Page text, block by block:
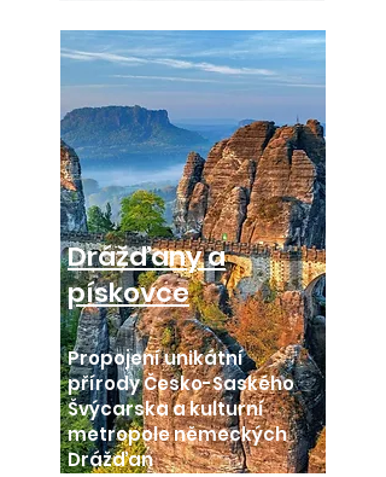
Drážďany a
pískovce
Propojení unikátní
přírody Česko-Saského
Švýcarska a kulturní
metropole německých
Drážďan